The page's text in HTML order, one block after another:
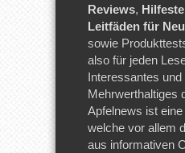
Reviews,
Leitfäden für
sowie
also für jeden
Interessantes und
Mehrwerthaltiges
Apfelnews ist
welche vor allem
aus informativen